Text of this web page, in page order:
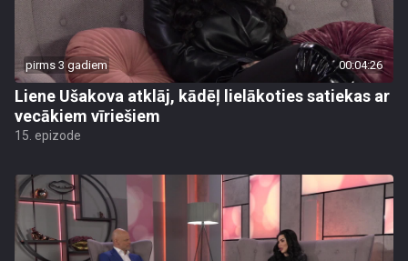
pirms 3 gadiem 00:04:26
Liene Ušakova atklāj, kādēļ lielākoties satiekas ar
vecākiem vīriešiem
15. epizode